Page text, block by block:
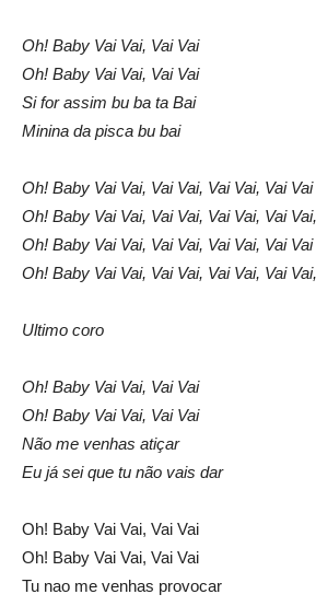
Oh! Baby Vai Vai, Vai Vai
Oh! Baby Vai Vai, Vai Vai
Si for assim bu ba ta Bai
Minina da pisca bu bai
Oh! Baby Vai Vai, Vai Vai, Vai Vai, Vai Vai
Oh! Baby Vai Vai, Vai Vai, Vai Vai, Vai
Oh! Baby Vai Vai, Vai Vai, Vai Vai, Vai Vai
Oh! Baby Vai Vai, Vai Vai, Vai Vai, Vai
Ultimo coro
Oh! Baby Vai Vai, Vai Vai
Oh! Baby Vai Vai, Vai Vai
Não me venhas atiçar
Eu já sei que tu não vais dar
Oh! Baby Vai Vai, Vai Vai
Oh! Baby Vai Vai, Vai Vai
Tu nao me venhas provocar